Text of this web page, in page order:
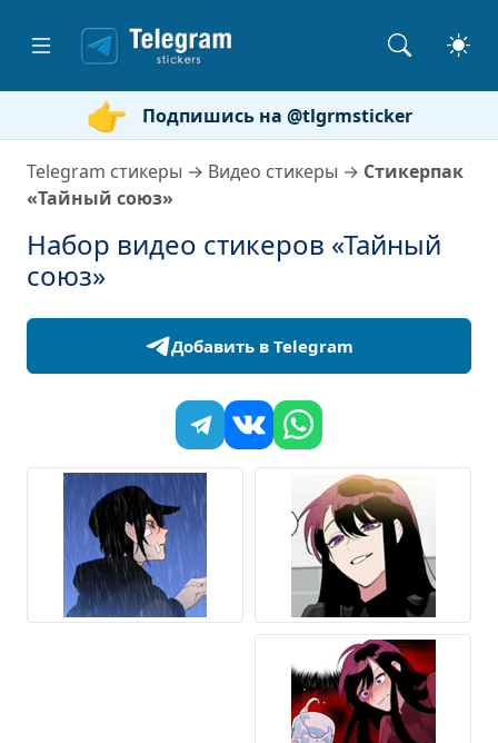
Подпишись на @tlgrmsticker
Telegram стикеры → Видео стикеры → Стикерпак
«Тайный союз»
Набор видео стикеров «Тайный
союз»
Добавить в Telegram